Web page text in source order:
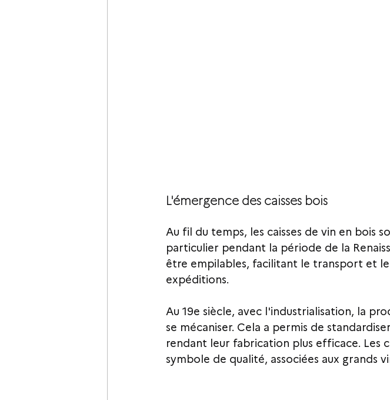
L'émergence des caisses bois
Au fil du temps, les caisses de vin en bois
particulier pendant la période de la
être empilables, facilitant le transport et
expéditions.
Au 19e siècle, avec l'industrialisation, la
se mécaniser. Cela a permis de
rendant leur fabrication plus efficace. Les
symbole de qualité, associées aux grands